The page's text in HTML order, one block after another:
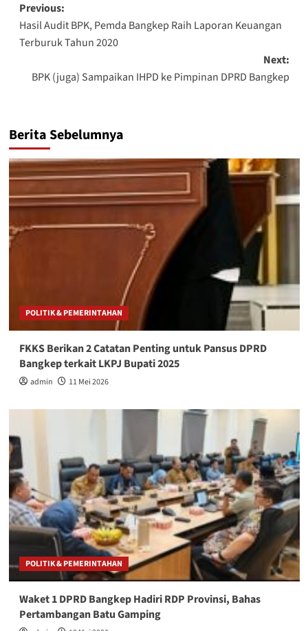
Post
navigation
Previous:
Hasil Audit BPK, Pemda Bangkep Raih Laporan Keuangan
Terburuk Tahun 2020
Next:
BPK (juga) Sampaikan IHPD ke Pimpinan DPRD Bangkep
Berita Sebelumnya
POLITIK & PEMERINTAHAN
FKKS Berikan 2 Catatan Penting untuk Pansus DPRD
Bangkep terkait LKPJ Bupati 2025
admin 11 Mei 2026
POLITIK & PEMERINTAHAN
Waket 1 DPRD Bangkep Hadiri RDP Provinsi, Bahas
Pertambangan Batu Gamping